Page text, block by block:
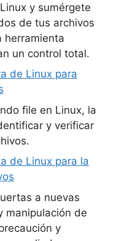
y sumérgete
de tus archivos
herramienta
un control total.
de Linux para
file en Linux, la
y verificar
de Linux para la
a nuevas
manipulación de
y